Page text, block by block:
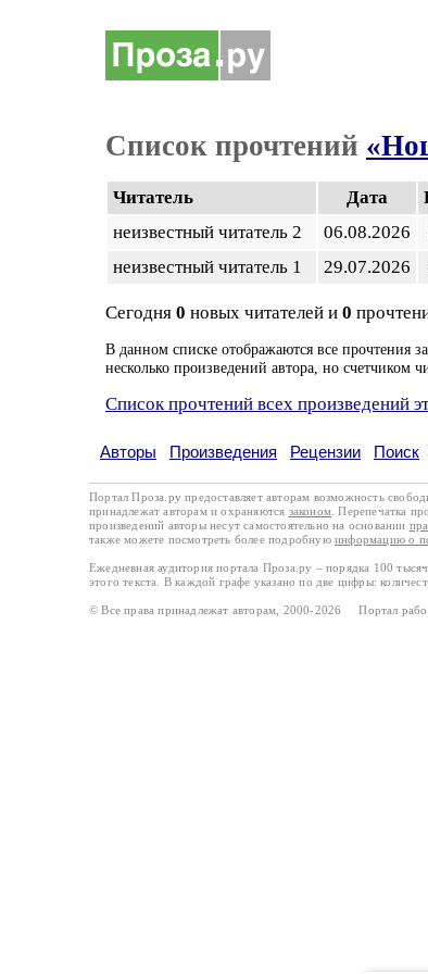
Список прочтений
Читатель Дата
неизвестный читатель 2
06.08.2026
неизвестный читатель 1
29.07.2026
Сегодня 0 новых читателей и 0
В данном списке отображаются все прочтения
несколько произведений автора, но счетчиком
Список прочтений всех произведений
Авторы Произведения Рецензии Поиск
Портал Проза.ру предоставляет авторам возможность
принадлежат авторам и охраняются законом . Перепечатка
произведений авторы несут самостоятельно на основании
также можете посмотреть более подробную информацию о
Ежедневная аудитория портала Проза.ру – порядка 100
этого текста. В каждой графе указано по две цифры:
© Все права принадлежат авторам, 2000-2026 Портал